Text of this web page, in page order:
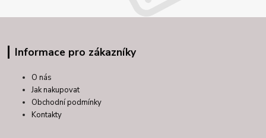
Informace pro zákazníky
O nás
Jak nakupovat
Obchodní podmínky
Kontakty